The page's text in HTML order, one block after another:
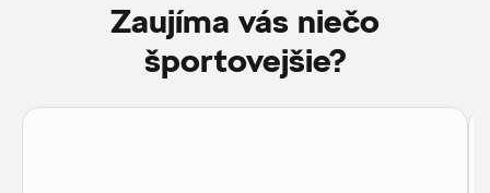
Zaujíma vás niečo
športovejšie?